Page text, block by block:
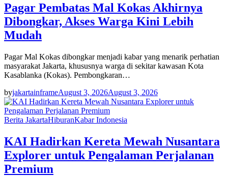
Pagar Pembatas Mal Kokas Akhirnya
Dibongkar, Akses Warga Kini Lebih
Mudah
Pagar Mal Kokas dibongkar menjadi kabar yang menarik perhatian
masyarakat Jakarta, khususnya warga di sekitar kawasan Kota
Kasablanka (Kokas). Pembongkaran…
byjakartainframeAugust 3, 2026August 3, 2026
Berita JakartaHiburanKabar Indonesia
KAI Hadirkan Kereta Mewah Nusantara
Explorer untuk Pengalaman Perjalanan
Premium